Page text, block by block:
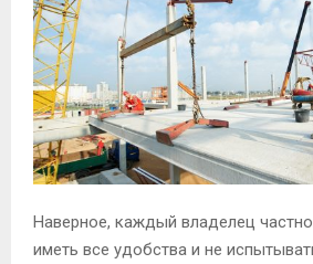
Наверное, каждый владелец
иметь все удобства и не